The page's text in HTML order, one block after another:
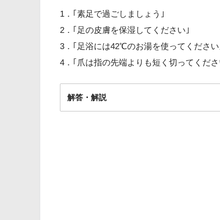
1．｢素足で過ごしましょう｣
2．｢足の皮膚を保湿してください｣
3．｢足浴には42℃のお湯を使ってくださ
4．｢爪は指の先端よりも短く切ってくだ
解答・解説